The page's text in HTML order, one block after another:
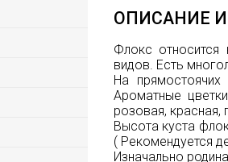
ОПИСАНИЕ
Флокс относится
видов. Есть
На
Ароматные
розовая, красная,
Высота куста
( Рекомендуется
Изначально